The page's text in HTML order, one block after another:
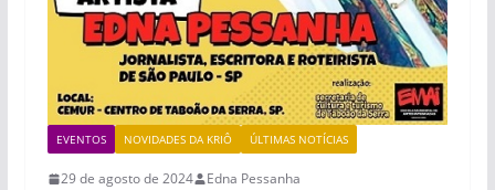
EVENTOS NOVIDADES DA KRIÔ ÚLTIMAS NOTÍCIAS
29 de agosto de 2024 Edna Pessanha